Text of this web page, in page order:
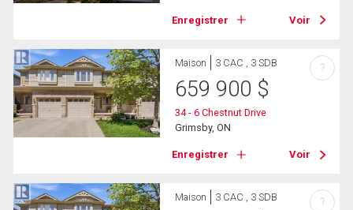
Enregistrer Voir
Maison 3 CAC , 3 SDB
659 900 $
34 - 6 Chestnut Drive
Grimsby, ON
Enregistrer Voir
?
Maison 3 CAC , 3 SDB ?